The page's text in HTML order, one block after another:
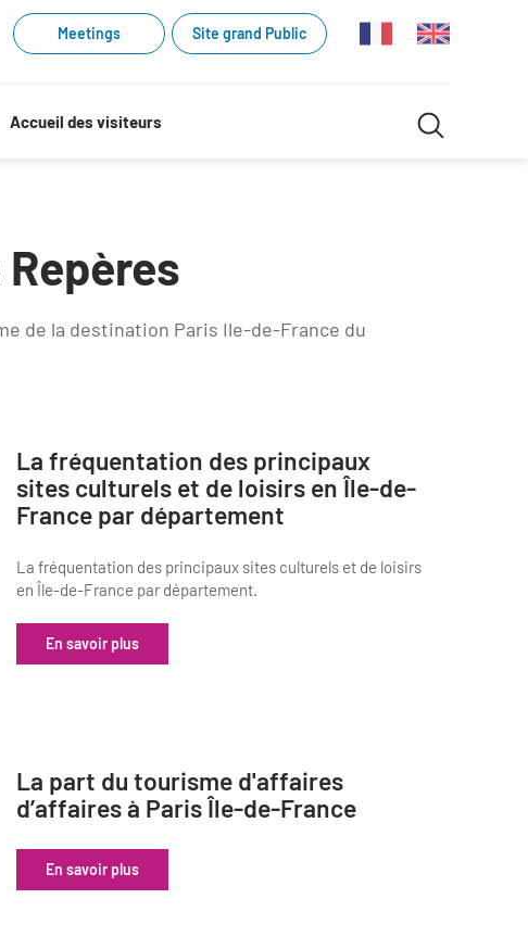
Meetings Site grand Public
Accueil des visiteurs Recherche
de la destination Paris Ile-de-France du
La fréquentation des principaux
sites culturels et de loisirs en Île-de-
France par département
La fréquentation des principaux sites culturels et de loisirs
en Île-de-France par département.
En savoir plus
La part du tourisme d'affaires
d’affaires à Paris Île-de-France
En savoir plus